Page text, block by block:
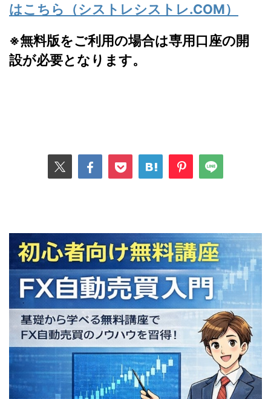
はこちら（シストレシストレ.COM）
※無料版をご利用の場合は専用口座の開
設が必要となります。